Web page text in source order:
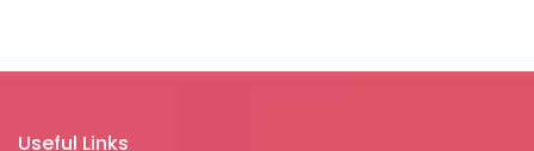
Useful Links